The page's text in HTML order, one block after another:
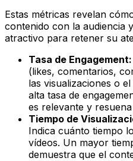
Estas métricas revelan
contenido con la audiencia
atractivo para retener su
Tasa de Engagement:
(likes, comentarios,
las visualizaciones o
alta tasa de
es relevante y
Tiempo de
Indica cuánto tiempo
vídeos. Un mayor
demuestra que el